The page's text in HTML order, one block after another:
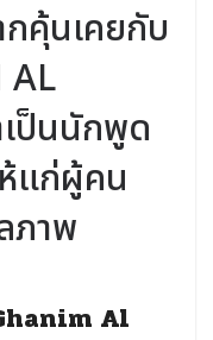
คุ้นเคยกับ
AL
เป็นนักพูด
แก่ผู้คน
ภาพ
Al